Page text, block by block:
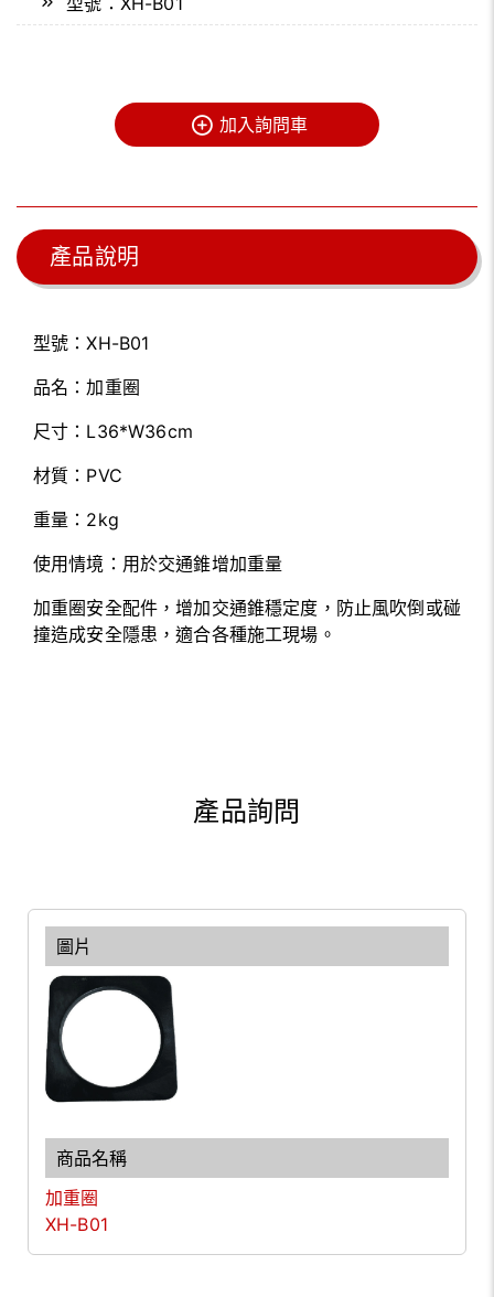
加入詢問車
產品說明
型號：XH-B01
品名：加重圈
尺寸：L36*W36cm
材質：PVC
重量：2kg
使用情境：用於交通錐增加重量
加重圈安全配件，增加交通錐穩定度，防止風吹倒或碰
撞造成安全隱患，適合各種施工現場。
產品詢問
加重圈
XH-B01